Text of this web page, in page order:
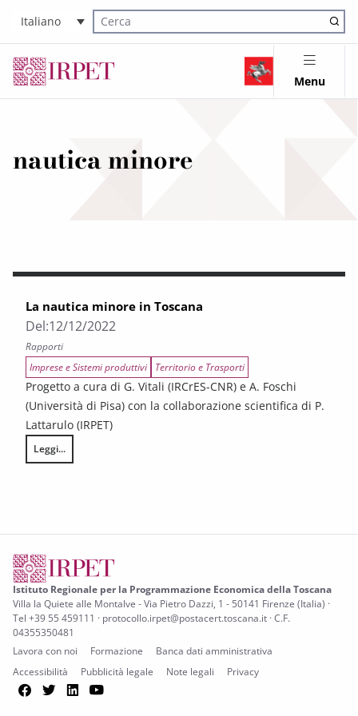
Italiano
Cerca nel sito
Menu
nautica minore
La nautica minore in Toscana
Del:12/12/2022
Rapporti
Imprese e Sistemi produttivi
Territorio e Trasporti
Progetto a cura di G. Vitali (IRCrES-CNR) e A. Foschi
(Università di Pisa) con la collaborazione scientifica di P.
Lattarulo (IRPET)
Leggi...
La nautica minore in Toscana
Istituto Regionale per la Programmazione Economica della Toscana
Villa la Quiete alle Montalve - Via Pietro Dazzi, 1 - 50141 Firenze (Italia) ·
Tel +39 55 459111 · protocollo.irpet@postacert.toscana.it · C.F.
04355350481
Lavora con noi
Formazione
Banca dati amministrativa
Accessibilità
Pubblicità legale Note legali Privacy
Facebook
TwitterLinkedIn